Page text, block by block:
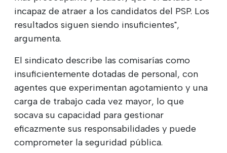
incapaz de atraer a los candidatos del PSP. Los
resultados siguen siendo insuficientes",
argumenta.
El sindicato describe las comisarías como
insuficientemente dotadas de personal, con
agentes que experimentan agotamiento y una
carga de trabajo cada vez mayor, lo que
socava su capacidad para gestionar
eficazmente sus responsabilidades y puede
comprometer la seguridad pública.